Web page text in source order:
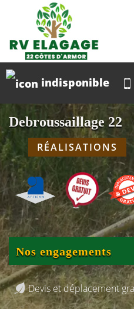
indisponible
Debroussaillage 22
RÉALISATIONS
Nos engagements
Devis et déplacement